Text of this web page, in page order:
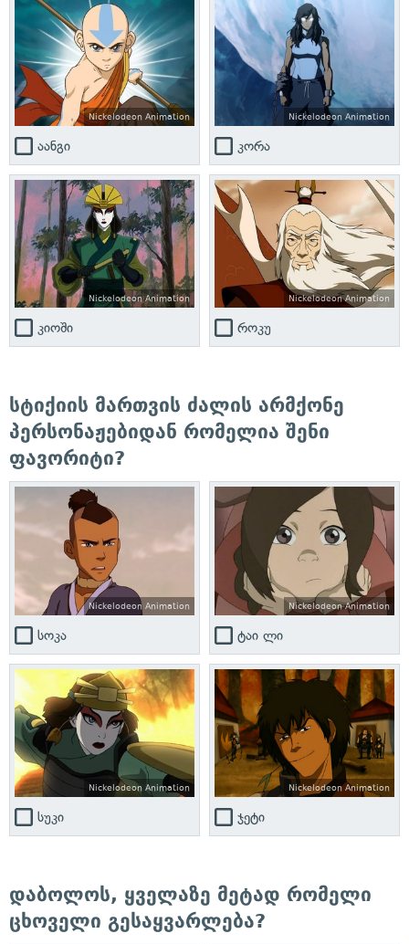
Nickelodeon Animation
აანგი
Nickelodeon Animation
კორა
Nickelodeon Animation
კიოში
Nickelodeon Animation
როკუ
სტიქიის მართვის ძალის არმქონე
პერსონაჟებიდან რომელია შენი
ფავორიტი?
Nickelodeon Animation
სოკა
Nickelodeon Animation
ტაი ლი
Nickelodeon Animation
სუკი
Nickelodeon Animation
ჯეტი
დაბოლოს, ყველაზე მეტად რომელი
ცხოველი გესაყვარლება?